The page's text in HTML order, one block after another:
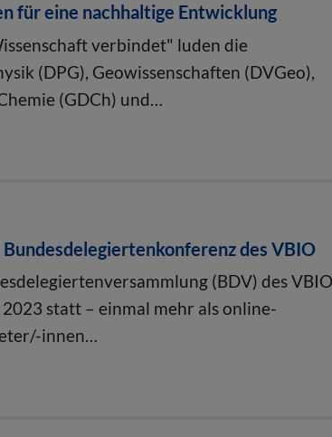
für eine nachhaltige Entwicklung
verbindet" luden die
(DPG), Geowissenschaften (DVGeo),
(GDCh) und…
des VBIO
(BDV) des
statt – einmal mehr als online-
innen…